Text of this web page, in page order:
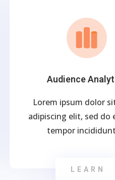
Audience
Lorem ipsum dolor
adipiscing elit, sed do
tempor
LEARN